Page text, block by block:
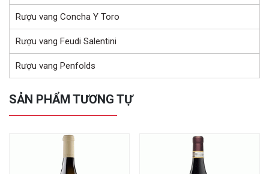
Rượu vang Concha Y Toro
Rượu vang Feudi Salentini
Rượu vang Penfolds
SẢN PHẨM TƯƠNG TỰ